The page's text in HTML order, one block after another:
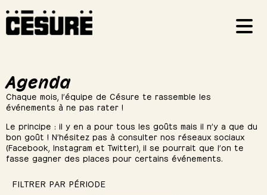
Agenda
Chaque mois, l’équipe de Césure te rassemble les
événements à ne pas rater !
Le principe : il y en a pour tous les goûts mais il n’y a que du
bon goût ! N’hésitez pas à consulter nos réseaux sociaux
(Facebook, Instagram et Twitter), il se pourrait que l’on te
fasse gagner des places pour certains événements.
FILTRER PAR PÉRIODE